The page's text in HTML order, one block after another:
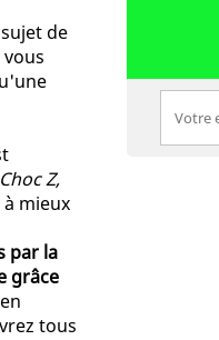
de
Z,
mieux
par la
grâce
tous